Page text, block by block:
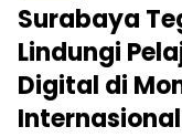
Surabaya
Lindungi
Digital di
Internasional